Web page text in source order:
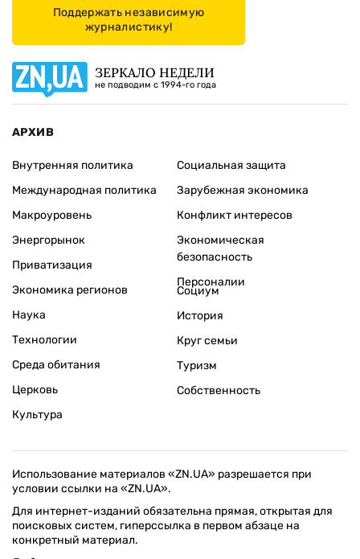
Поддержать независимую
журналистику!
ЗЕРКАЛО НЕДЕЛИ
не подводим с 1994-го года
АРХИВ
Внутренняя политика
Международная политика
Макроуровень
Энергорынок
Приватизация
Экономика регионов
Социальная защита
Зарубежная экономика
Конфликт интересов
Экономическая
безопасность
Персоналии
Наука
Технологии
Среда обитания
Церковь
Культура
Социум
История
Круг семьи
Туризм
Собственность
Использование материалов «ZN.UA» разрешается при
условии ссылки на «ZN.UA».
Для интернет-изданий обязательна прямая, открытая для
поисковых систем, гиперссылка в первом абзаце на
конкретный материал.